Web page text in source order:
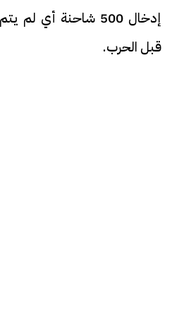
إدخال 500 شاحنة أي
قبل الحرب.